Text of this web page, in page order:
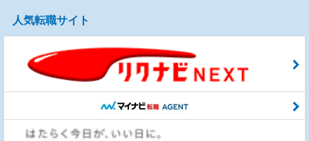
人気転職サイト